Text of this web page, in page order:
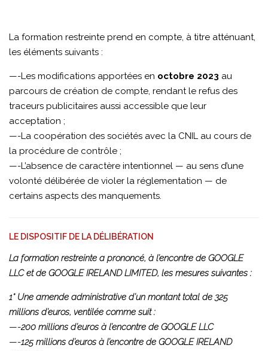
La formation restreinte prend en compte, à titre atténuant,
les éléments suivants :
—-Les modifications apportées en octobre 2023 au
parcours de création de compte, rendant le refus des
traceurs publicitaires aussi accessible que leur
acceptation ;
—-La coopération des sociétés avec la CNIL au cours de
la procédure de contrôle ;
—-L’absence de caractère intentionnel — au sens d’une
volonté délibérée de violer la réglementation — de
certains aspects des manquements.
LE DISPOSITIF DE LA DÉLIBÉRATION
La formation restreinte a prononcé, à l’encontre de GOOGLE
LLC et de GOOGLE IRELAND LIMITED, les mesures suivantes :
1° Une amende administrative d’un montant total de 325
millions d’euros, ventilée comme suit :
—-200 millions d’euros à l’encontre de GOOGLE LLC
—-125 millions d’euros à l’encontre de GOOGLE IRELAND